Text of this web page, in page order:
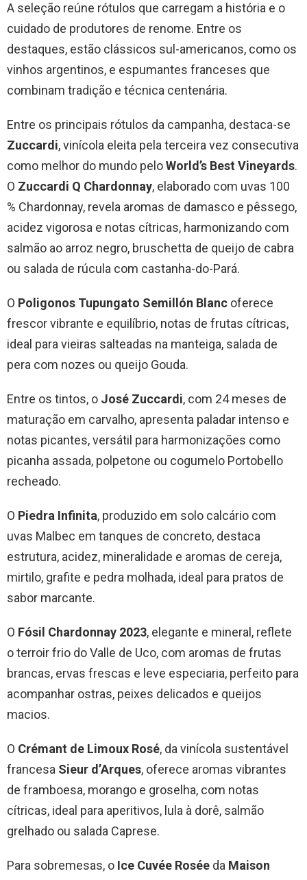
A seleção reúne rótulos que carregam a história e o
cuidado de produtores de renome. Entre os
destaques, estão clássicos sul-americanos, como os
vinhos argentinos, e espumantes franceses que
combinam tradição e técnica centenária.
Entre os principais rótulos da campanha, destaca-se
Zuccardi, vinícola eleita pela terceira vez consecutiva
como melhor do mundo peloWorld’s Best Vineyards.
O Zuccardi Q Chardonnay, elaborado com uvas 100
% Chardonnay, revela aromas de damasco e pêssego,
acidez vigorosa e notas cítricas, harmonizando com
salmão ao arroz negro, bruschetta de queijo de cabra
ou salada de rúcula com castanha-do-Pará.
O Poligonos Tupungato Semillón Blanc oferece
frescor vibrante e equilíbrio, notas de frutas cítricas,
ideal para vieiras salteadas na manteiga, salada de
pera com nozes ou queijo Gouda.
Entre os tintos, o José Zuccardi, com 24 meses de
maturação em carvalho, apresenta paladar intenso e
notas picantes, versátil para harmonizações como
picanha assada, polpetone ou cogumelo Portobello
recheado.
O Piedra Infinita, produzido em solo calcário com
uvas Malbec em tanques de concreto, destaca
estrutura, acidez, mineralidade e aromas de cereja,
mirtilo, grafite e pedra molhada, ideal para pratos de
sabor marcante.
O Fósil Chardonnay 2023, elegante e mineral, reflete
o terroir frio do Valle de Uco, com aromas de frutas
brancas, ervas frescas e leve especiaria, perfeito para
acompanhar ostras, peixes delicados e queijos
macios.
O Crémant de Limoux Rosé, da vinícola sustentável
francesa Sieur d’Arques, oferece aromas vibrantes
de framboesa, morango e groselha, com notas
cítricas, ideal para aperitivos, lula à dorê, salmão
grelhado ou salada Caprese.
Para sobremesas, o Ice Cuvée Rosée da Maison